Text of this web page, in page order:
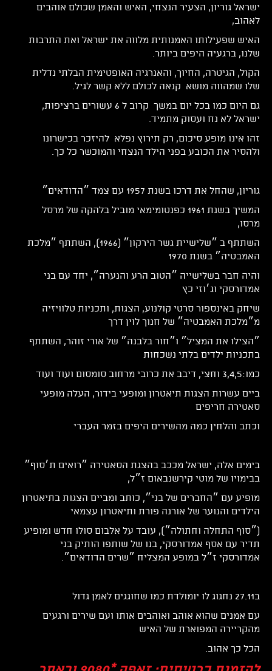
ישראל גוריון, הצעיר הנצחי, האיש והאמן שכולם אוהבים
לאהוב,
האיש שפעילותו האמנותית מלווה את ישראל ואת התרבות
שלנו, ברגעיה היפים ביותר.
הקול, הגיטרה, החיוך, והאנרגיה האופטימית הבלתי נדלית
שלו שמהווה מושא קנאה לכולם ללא קשר לגיל.
גם היום כמו בכל יום במשך קרוב ל 6 עשורים ברציפות,
ישראל לא נח ועסוק מתמיד.
זהו אינו מופע סיכום, רק תירוץ נפלא להיזכר בכישרונו
ולהסיר את הכובע בפני הילד הנצחי והמוכשר כל כך.
גוריון, שהחל את דרכו בשנת 1957 עם צמד ״הדודאים״
המשיך בשנת 1961 כפנטומימאי מוביל בלהקה של מרסל
מרסו,
השתתף ב ״שלישיית גשר הירקון״ (1966), השתתף ״מלכת
האמבטיה״ בשנת 1970
והיה חבר בשלישייה ״הטוב הרע והנערה״, יחד עם בני
אמדורסקי וג׳וזי כץ
שיחק באינספור סרטי קולנוע, הצגות, ותכניות טלוויזיה
מ״מלכת האמבטיה״ של חנוך לוין דרך
״הצילו את המציל״ ו״חור בלבנה״ של אורי זוהר, השתתף
בתכניות ילדים בלתי נשכחות
כמו:3,4,5 וחצי, דיבב את כרובי מרחוב סומסום ועוד ועוד
ביים עשרות הצגות תיאטרון ומופעי בידור, העלה מופעי
סאטירה חריפים
וכתב והלחין כמה מהשירים היפים בזמר העברי
בימים אלה, ישראל מככב בהצגת הסאטירה ״רואים ת׳סוף״
בבימויו של מוטי קירשנבאום ז״ל,
מופיע עם ״החברים של בני״, כותב ומביים הצגות בתיאטרון
הילדים והנוער של אורנה פורת ותיאטרון עצמאי
(״סוף התחלה וחתולה״), עובד על אלבום סולו חדש ומופיע
תדיר עם אסף אמדורסקי, בנו של שותפו הותיק בני
אמדורסקי ז״ל במופע המצליח ״שרים הדודאים״.
ב27.11 נחגוג לו יומולדת כמו שחוגגים לאמן גדול
עם אמנים שהוא אוהב ואוהבים אותו ועם שירים ורגעים
מהקריירה המפוארת של האיש
הכל כך אהוב.